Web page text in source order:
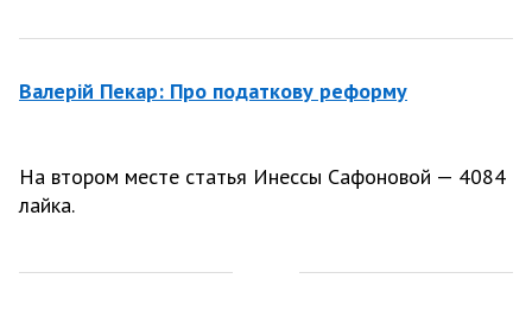
Валерій Пекар: Про податкову реформу
На втором месте статья Инессы Сафоновой — 4084
лайка.